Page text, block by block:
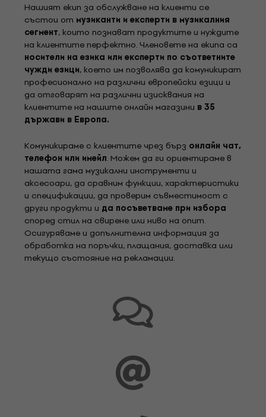
Нашият екип за обслужване на клиенти се
състои от музиканти и експерти в музикалния
сегмент, които познават продуктите и нуждите
на клиентите перфектно. Членовете на екипа са
носители на езика или експерти по съответните
чужди езици, което им позволява да комуникират
професионално на различни европейски езици и
да отговарят на различни изисквания на
клиентите на нашите онлайн магазини в 35
държави в Европа.
Комуникираме с клиентите чрез бърз онлайн чат,
телефон или имейл. Можем да ги ориентираме в
нашата гама музикални инструменти и
аксесоари, да сравним функции, характеристики
и спецификации, да проверим съвместимост с
други продукти и да посъветваме при избора
според стил на свирене или ниво на опит.
Осигуряваме и допълнителна информация за
обработка на поръчки, плащания, доставка или
текущо състояние на рекламации.